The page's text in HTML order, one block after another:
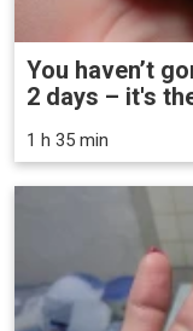
You haven’t
2 days – it's
1 h 35 min